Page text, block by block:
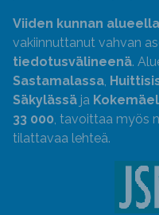
Viiden kunnan
vakiinnuttanut vahvan
tiedotusvälineenä.
Sastamalassa,
Säkylässä ja
33 000, tavoittaa myös
tilattavaa lehteä.